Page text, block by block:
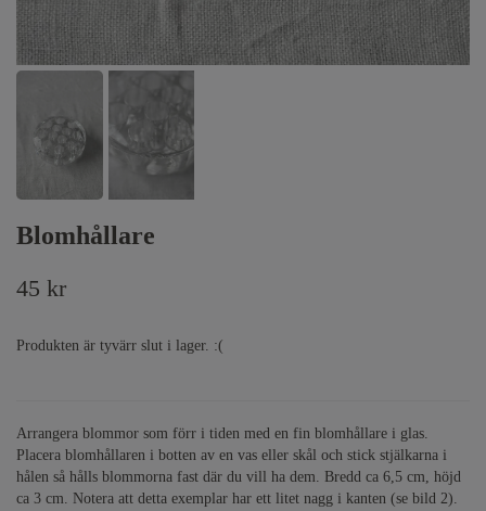
Blomhållare
45 kr
Produkten är tyvärr slut i lager. :(
Arrangera blommor som förr i tiden med en fin blomhållare i glas.
Placera blomhållaren i botten av en vas eller skål och stick stjälkarna i
hålen så hålls blommorna fast där du vill ha dem. Bredd ca 6,5 cm, höjd
ca 3 cm. Notera att detta exemplar har ett litet nagg i kanten (se bild 2).